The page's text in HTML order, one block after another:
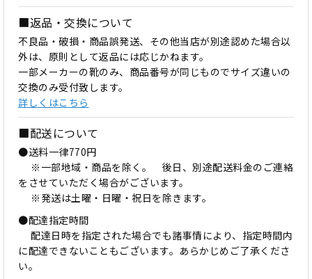
■返品・交換について
不良品・破損・商品誤発送、その他当店が別途認めた場合以
外は、原則として返品には応じかねます。
一部メーカーの靴のみ、商品番号が同じものでサイズ違いの
交換のみ受付致します。
詳しくはこちら
■配送について
●送料一律770円
※一部地域・商品を除く。 後日、別途配送料金のご連絡
をさせていただく場合がございます。
※発送は土曜・日曜・祝日を除きます。
●配達指定時間
配達日時を指定された場合でも諸事情により、指定時間内
に配達できないこともございます。あらかじめご了承くださ
い。